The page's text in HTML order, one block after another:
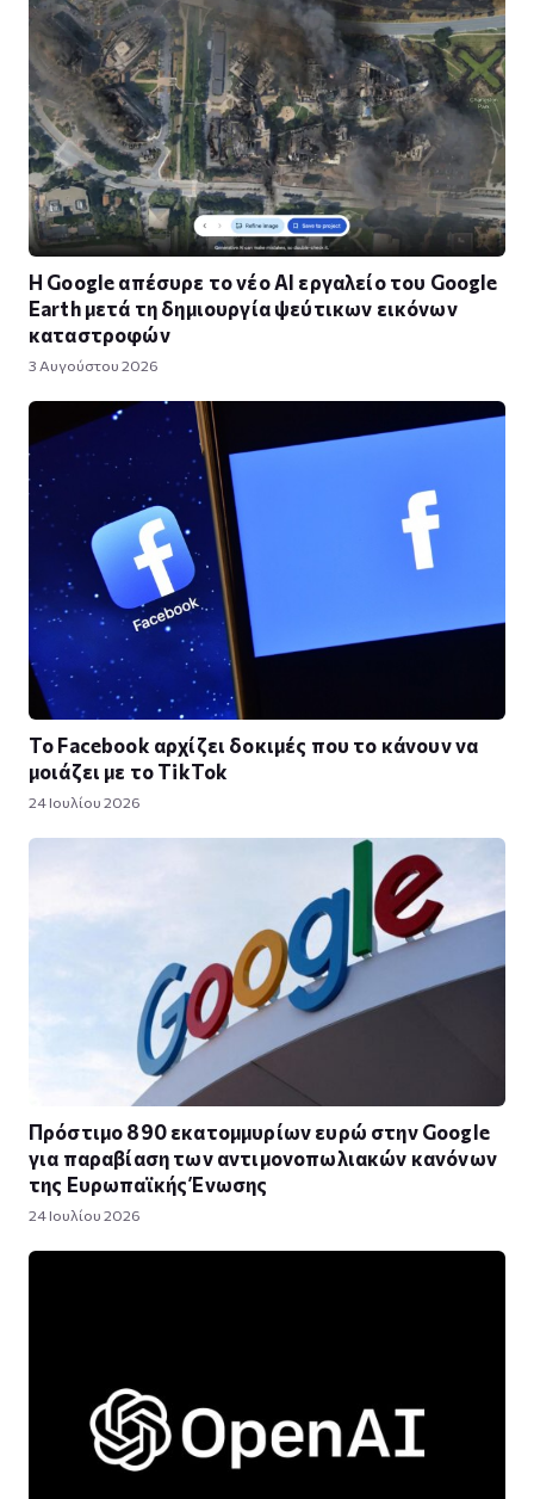
Η Google απέσυρε το νέο AI εργαλείο του Google
Earth μετά τη δημιουργία ψεύτικων εικόνων
καταστροφών
3 Αυγούστου 2026
Το Facebook αρχίζει δοκιμές που το κάνουν να
μοιάζει με το TikTok
24 Ιουλίου 2026
Πρόστιμο 890 εκατομμυρίων ευρώ στην Google
για παραβίαση των αντιμονοπωλιακών κανόνων
της Ευρωπαϊκής Ένωσης
24 Ιουλίου 2026